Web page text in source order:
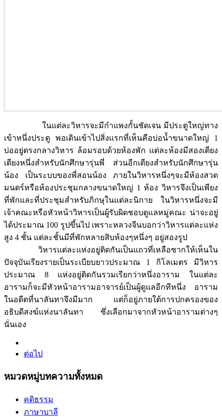
ในแต่ละวิหารจะมีกำแพงกั้นชัดเจน มีประตูใหญ่ทาง
เข้าหนึ่งประตู พอเดินเข้าไปสิ่งแรกที่เห็นคือบ่อน้ำขนาดใหญ่ 1
บ่ออยู่ตรงกลางวิหาร ล้อมรอบด้วยห้องพัก แต่ละห้องมีสองเตียง
เตียงหนึ่งสำหรับนักศึกษารุ่นพี่ ส่วนอีกเตียงสำหรับนักศึกษารุ่น
น้อง เป็นระบบของพี่สอนน้อง ภายในวิหารหนึ่งๆจะมีห้องสวด
มนตร์หรือห้องประชุมกลางขนาดใหญ่ 1 ห้อง วิหารจึงเป็นเพียง
ที่พักและที่ประชุมสำหรับภิกษุในแต่ละนิกาย ในวิหารหนึ่งจะมี
เจ้าคณะหรือหัวหน้าวิหารเป็นผู้รับผิดชอบดูแลหมู่คณะ น่าจะอยู่
ได้ประมาณ 100 รูปขึ้นไป เพราะหลวงจีนบอกว่าวิหารแต่ละแห่ง
สูง 4 ชั้น แต่ละชั้นมีที่พักหลายสิบห้องๆหนึ่งๆ อยู่สองรูป
วิหารแต่ละแห่งอยู่ติดกันเป็นแถวที่เหลือซากให้เห็นใน
ปัจจุบันเรียงรายเป็นระเบียบยาวประมาณ 1 กิโลเมตร มีวิหาร
ประมาณ 8 แห่งอยู่ติดกันรวมเรียกว่าหนึ่งอาราม ในแต่ละ
อารามก็จะมีหัวหน้าอารามอาจารย์เป็นผู้ดูแลอีกทีหนึ่ง อาราม
ในอดีตที่นาลันทาจึงมีมาก แต่ก็อยู่ภายใต้การปกครองของ
อธิบดีสงฆ์แห่งนาลันทา ซึ่งเลือกมาจากหัวหน้าอารามต่างๆ
นั่นเอง
ต่อไป
หมวดหมู่บทความทั้งหมด
คติธรรม
ภาษาบาลี